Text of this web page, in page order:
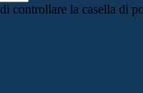
controllare la casella di